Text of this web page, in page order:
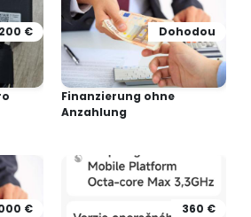
200 € Dohodou
Finanzierung ohne
Anzahlung
€ 360 €